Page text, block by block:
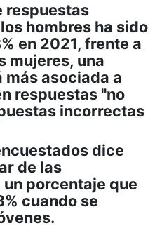
respuestas
hombres ha sido
en 2021, frente a
mujeres, una
más asociada a
respuestas "no
incorrectas
dice
de las
porcentaje que
cuando se